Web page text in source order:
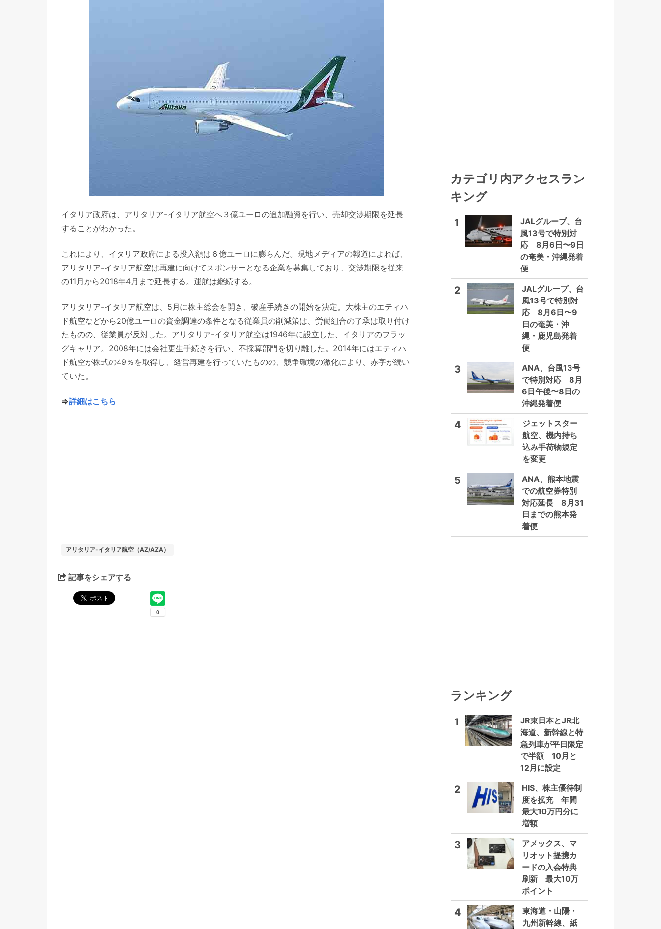
イタリア政府は、アリタリア-イタリア航空へ３億ユーロの追加融資を行い、売却交渉期限を延長
することがわかった。
これにより、イタリア政府による投入額は６億ユーロに膨らんだ。現地メディアの報道によれば、
アリタリア-イタリア航空は再建に向けてスポンサーとなる企業を募集しており、交渉期限を従来
の11月から2018年4月まで延長する。運航は継続する。
アリタリア-イタリア航空は、5月に株主総会を開き、破産手続きの開始を決定。大株主のエティハ
ド航空などから20億ユーロの資金調達の条件となる従業員の削減策は、労働組合の了承は取り付け
たものの、従業員が反対した。アリタリア-イタリア航空は1946年に設立した、イタリアのフラッ
グキャリア。2008年には会社更生手続きを行い、不採算部門を切り離した。2014年にはエティハ
ド航空が株式の49％を取得し、経営再建を行っていたものの、競争環境の激化により、赤字が続い
ていた。
⇒詳細はこちら
アリタリア-イタリア航空（AZ/AZA）
記事をシェアする
カテゴリ内アクセスラン
キング
1
JALグループ、台
風13号で特別対
応 8月6日〜9日
の奄美・沖縄発着
便
2
JALグループ、台
風13号で特別対
応 8月6日〜9
日の奄美・沖
縄・鹿児島発着
便
3
ANA、台風13号
で特別対応 8月
6日午後〜8日の
沖縄発着便
4
ジェットスター
航空、機内持ち
込み手荷物規定
を変更
5
ANA、熊本地震
での航空券特別
対応延長 8月31
日までの熊本発
着便
ランキング
1
JR東日本とJR北
海道、新幹線と特
急列車が平日限定
で半額 10月と
12月に設定
2
HIS、株主優待制
度を拡充 年間
最大10万円分に
増額
3
アメックス、マ
リオット提携カ
ードの入会特典
刷新 最大10万
ポイント
4
東海道・山陽・
九州新幹線、紙